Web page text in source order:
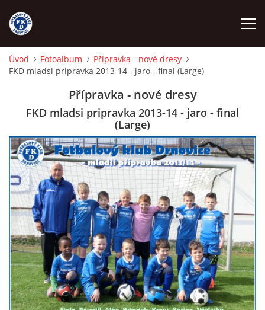
ÚVOD
NÁBOR
FKD A
FKD B
STARŠÍ DOROST
STARŠÍ ŽÁCI
MLADŠÍ ŽÁCI
Úvod Fotoalbum
Přípravka - nové dresy
FKD mladsi pripravka 2013-14 - jaro - final (Large)
Přípravka - nové dresy
FKD mladsi pripravka 2013-14 - jaro - final
(Large)